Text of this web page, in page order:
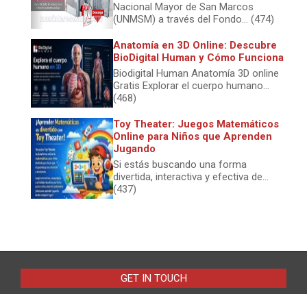
Nacional Mayor de San Marcos
(UNMSM) a través del Fondo... (474)
Anatomía en 3D Online: Descubre
BioDigital Human y Cómo Funciona
Biodigital Human Anatomía 3D online
Gratis Explorar el cuerpo humano...
(468)
Toy Theater: Juegos Matemáticos
Online para Niños que Aprenden
Jugando
Si estás buscando una forma
divertida, interactiva y efectiva de...
(437)
GET IN TOUCH